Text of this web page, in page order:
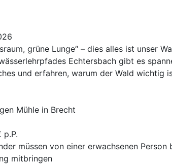
grüne Lun­ge“ – dies alles ist unser
Echtersbach gibt es
und erfahren, warum der Wald
Mühle in Brecht
p.P.
müssen von einer erwachsenen
mitbringen